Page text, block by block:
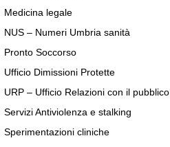
Medicina legale
NUS – Numeri Umbria sanità
Pronto Soccorso
Ufficio Dimissioni Protette
URP – Ufficio Relazioni con il pubblico
Servizi Antiviolenza e stalking
Sperimentazioni cliniche